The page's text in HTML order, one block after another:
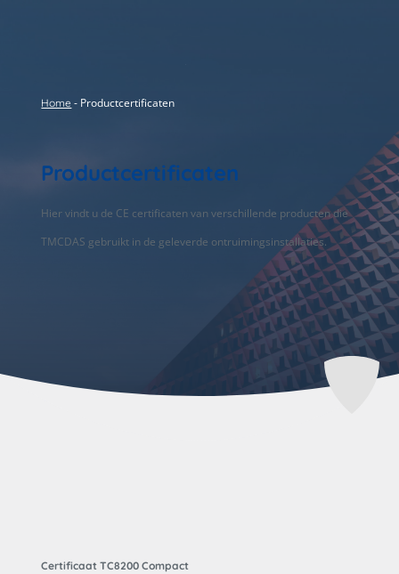
Home - Productcertificaten
Productcertificaten
Hier vindt u de CE certificaten van verschillende producten die
TMCDAS gebruikt in de geleverde ontruimingsinstallaties.
Certificaat TC8200 Compact